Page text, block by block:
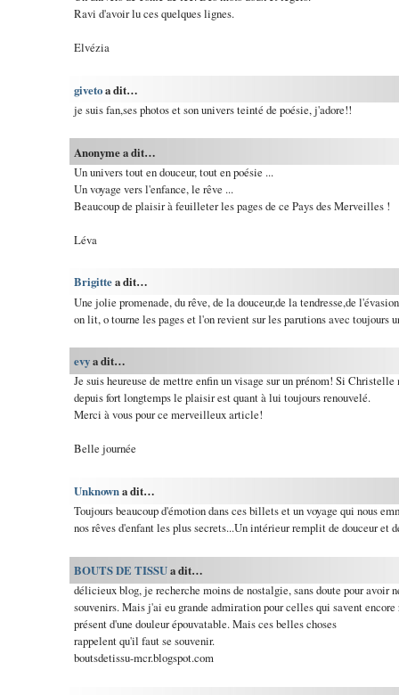
Ravi d'avoir lu ces quelques lignes.
Elvézia
givetoa dit…
je suis fan,ses photos et son univers teinté de poésie, j'adore!!
Anonyme a dit…
Un univers tout en douceur, tout en poésie ...
Un voyage vers l'enfance, le rêve ...
Beaucoup de plaisir à feuilleter les pages de ce Pays des Merveilles !
Léva
Brigittea dit…
Une jolie promenade, du rêve, de la douceur,de la tendresse,de
on lit, o tourne les pages et l'on revient sur les parutions avec toujours
evya dit…
Je suis heureuse de mettre enfin un visage sur un prénom! Si
depuis fort longtemps le plaisir est quant à lui toujours renouvelé.
Merci à vous pour ce merveilleux article!
Belle journée
Unknowna dit…
Toujours beaucoup d'émotion dans ces billets et un voyage qui nous
nos rêves d'enfant les plus secrets...Un intérieur remplit de douceur et
BOUTS DE TISSUa dit…
délicieux blog, je recherche moins de nostalgie, sans doute pour avoir
souvenirs. Mais j'ai eu grande admiration pour celles qui savent encore
présent d'une douleur épouvatable. Mais ces belles choses
rappelent qu'il faut se souvenir.
boutsdetissu-mcr.blogspot.com